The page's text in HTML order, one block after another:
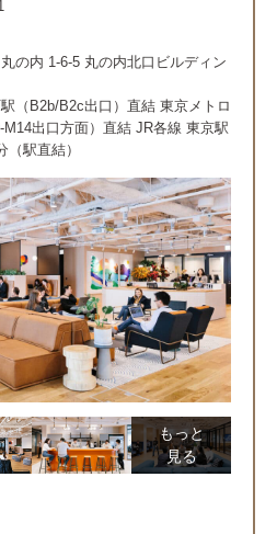
の内 1-6-5 丸の内北口ビルディン
（B2b/B2c出口）直結 東京メトロ
出口方面）直結 JR各線 東京駅
（駅直結）
もっと
見る